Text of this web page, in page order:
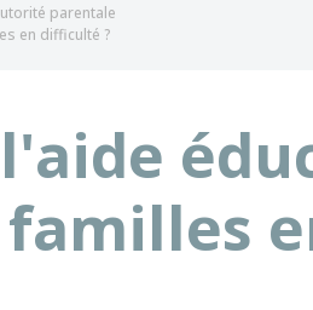
parentale
en difficulté ?
familles